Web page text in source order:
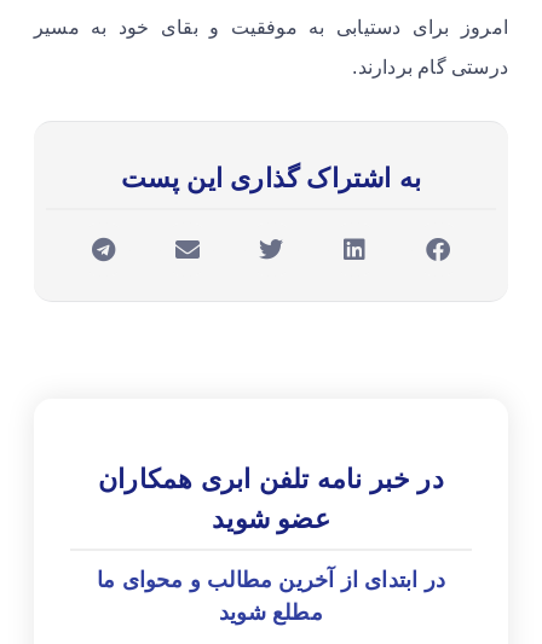
امروز برای دستیابی به موفقیت و بقای خود به مسیر
درستی گام بردارند.
به اشتراک گذاری این پست
در خبر نامه تلفن ابری همکاران
عضو شوید
در ابتدای از آخرین مطالب و محوای ما
مطلع شوید